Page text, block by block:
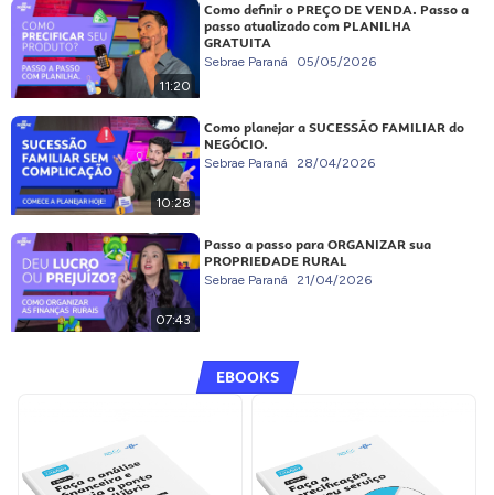
11:20
Como definir o PREÇO DE VENDA. Passo a
passo atualizado com PLANILHA
GRATUITA
Sebrae Paraná 05/05/2026
10:28
Como planejar a SUCESSÃO FAMILIAR do
NEGÓCIO.
Sebrae Paraná 28/04/2026
07:43
Passo a passo para ORGANIZAR sua
PROPRIEDADE RURAL
Sebrae Paraná 21/04/2026
EBOOKS